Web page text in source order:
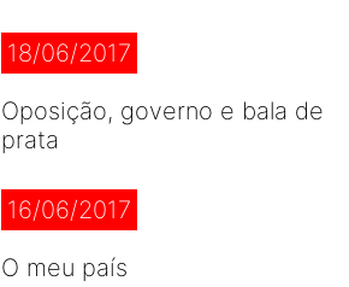
18/06/2017
Oposição, governo e bala de
prata
16/06/2017
O meu país